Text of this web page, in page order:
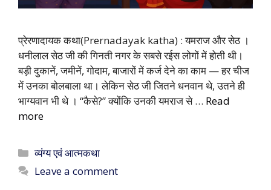
प्रेरणादायक कथा(Prernadayak katha) : यमराज और सेठ ।
धनीलाल सेठ जी की गिनती नगर के सबसे रईस लोगों में होती थी।
बड़ी दुकानें, जमीनें, गोदाम, बाजारों में कर्ज देने का काम — हर चीज
में उनका बोलबाला था। लेकिन सेठ जी जितने धनवान थे, उतने ही
भाग्यवान भी थे । “कैसे?” क्योंकि उनकी यमराज से … Read
more
Categories
व्यंग्य एवं आत्मकथा
Leave a comment